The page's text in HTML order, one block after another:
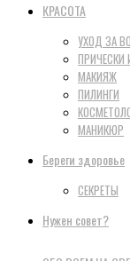
КРАСОТА
УХОД ЗА
ПРИЧЕСКИ
МАКИЯЖ
ПИЛИНГИ
МАНИКЮР
Береги здоровье
СЕКРЕТЫ
Нужен совет?